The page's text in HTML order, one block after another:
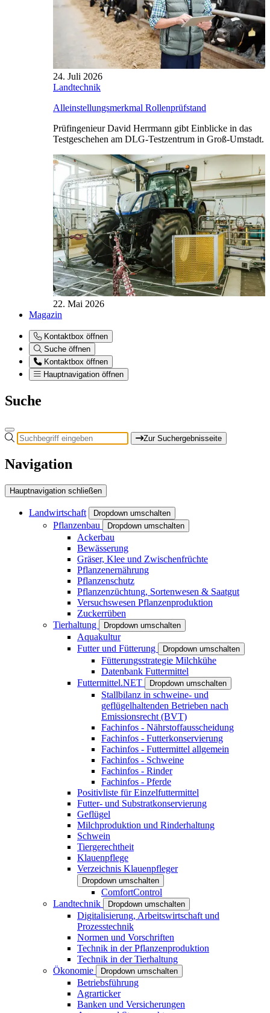
24. Juli 2026
Landtechnik
Alleinstellungsmerkmal Rollenprüfstand
Prüfingenieur David Herrmann gibt Einblicke in das
Testgeschehen am DLG-Testzentrum in Groß-Umstadt.
22. Mai 2026
Magazin
Kontaktbox öffnen
Suche öffnen
Kontaktbox öffnen
Hauptnavigation öffnen
Suche
Zur Suchergebnisseite
Navigation
Hauptnavigation schließen
Landwirtschaft Dropdown umschalten
Pflanzenbau Dropdown umschalten
Ackerbau
Bewässerung
Gräser, Klee und Zwischenfrüchte
Pflanzenernährung
Pflanzenschutz
Pflanzenzüchtung, Sortenwesen & Saatgut
Versuchswesen Pflanzenproduktion
Zuckerrüben
Tierhaltung
Dropdown umschalten
Aquakultur
Futter und Fütterung
Dropdown umschalten
Fütterungsstrategie Milchkühe
Datenbank Futtermittel
Futtermittel.NET
Dropdown umschalten
Stallbilanz in schweine- und
geflügelhaltenden Betrieben nach
Emissionsrecht (BVT)
Fachinfos - Nährstoffausscheidung
Fachinfos - Futterkonservierung
Fachinfos - Futtermittel allgemein
Fachinfos - Schweine
Fachinfos - Rinder
Fachinfos - Pferde
Positivliste für Einzelfuttermittel
Futter- und Substratkonservierung
Geflügel
Milchproduktion und Rinderhaltung
Schwein
Tiergerechtheit
Klauenpflege
Verzeichnis Klauenpfleger
Dropdown umschalten
ComfortControl
Landtechnik
Dropdown umschalten
Digitalisierung, Arbeitswirtschaft und
Prozesstechnik
Normen und Vorschriften
Technik in der Pflanzenproduktion
Technik in der Tierhaltung
Ökonomie
Dropdown umschalten
Betriebsführung
Agrarticker
Banken und Versicherungen